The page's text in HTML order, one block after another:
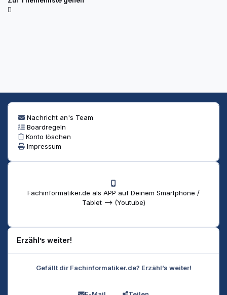
Nachricht an's Team
Boardregeln
Konto löschen
Impressum
Fachinformatiker.de als APP auf Deinem Smartphone /
Tablet --> (Youtube)
Erzähl’s weiter!
Gefällt dir Fachinformatiker.de? Erzähl’s weiter!